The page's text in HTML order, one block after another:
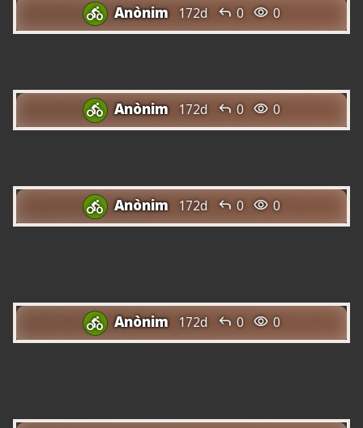
 Anònim 172d  0  0
 Anònim 172d  0  0
 Anònim 172d  0  0
 Anònim 172d  0  0